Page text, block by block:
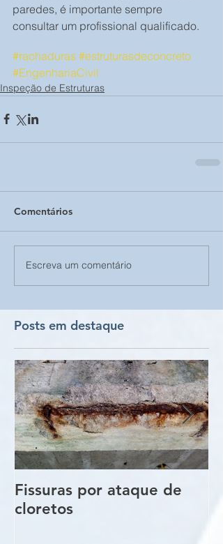
paredes, é importante sempre
consultar um profissional qualificado.
#rachaduras #estruturasdeconcreto
#EngenhariaCivil
Inspeção de Estruturas
Comentários
Escreva um comentário
Posts em destaque
Fissuras por ataque de
cloretos